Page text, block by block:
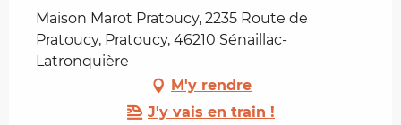
Maison Marot Pratoucy, 2235 Route de
Pratoucy, Pratoucy, 46210 Sénaillac-
Latronquière
M'y rendre
J'y vais en train !